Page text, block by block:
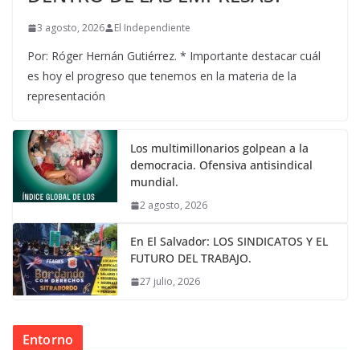
3 agosto, 2026 El Independiente
Por: Róger Hernán Gutiérrez. * Importante destacar cuál
es hoy el progreso que tenemos en la materia de la
representación
Los multimillonarios golpean a la
democracia. Ofensiva antisindical
mundial.
2 agosto, 2026
En El Salvador: LOS SINDICATOS Y EL
FUTURO DEL TRABAJO.
27 julio, 2026
Entorno